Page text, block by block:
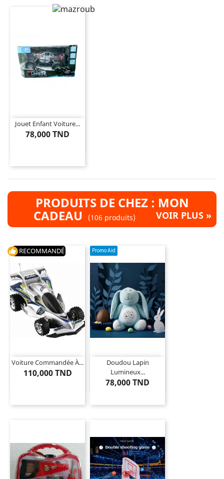
Jouet Enfant Voiture...
78,000 TND
PRODUITS DE CHEZ : MON
CADEAU (106 produits) VOIR PLUS »
thumb_up RECOMMANDÉ
Voiture Commandée À...
110,000 TND
Promo Aid
Doudou Lapin
Lumineux...
78,000 TND